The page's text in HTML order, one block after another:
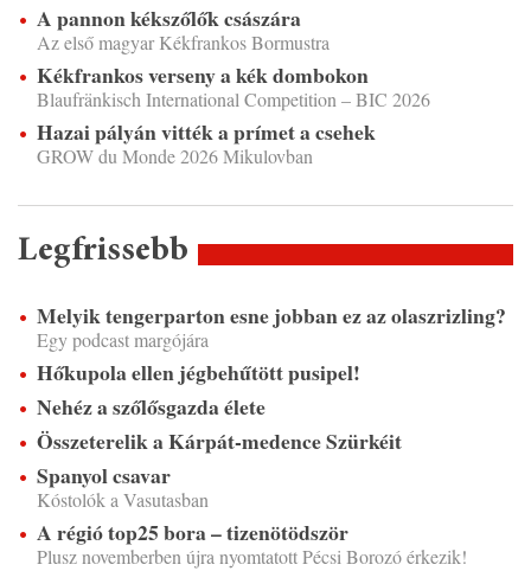
A pannon kékszőlők császára
Az első magyar Kékfrankos Bormustra
Kékfrankos verseny a kék dombokon
Blaufränkisch International Competition – BIC 2026
Hazai pályán vitték a prímet a csehek
GROW du Monde 2026 Mikulovban
Legfrissebb
Melyik tengerparton esne jobban ez az olaszrizling?
Egy podcast margójára
Hőkupola ellen jégbehűtött pusipel!
Nehéz a szőlősgazda élete
Összeterelik a Kárpát-medence Szürkéit
Spanyol csavar
Kóstolók a Vasutasban
A régió top25 bora – tizenötödször
Plusz novemberben újra nyomtatott Pécsi Borozó érkezik!